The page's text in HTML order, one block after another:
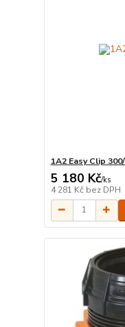
1A2 Easy Clip
5 180 Kč/ks
4 281 Kč bez DPH